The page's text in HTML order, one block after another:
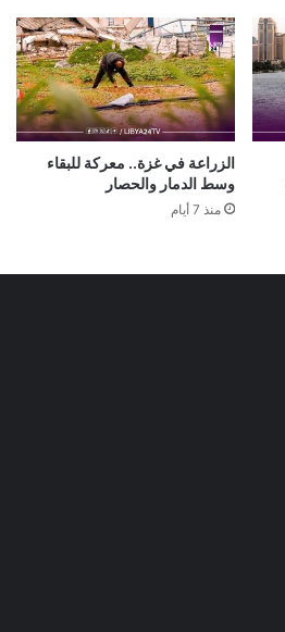
الزراعة في غزة.. معركة للبقاء
وسط الدمار والحصار
منذ 7 أيام